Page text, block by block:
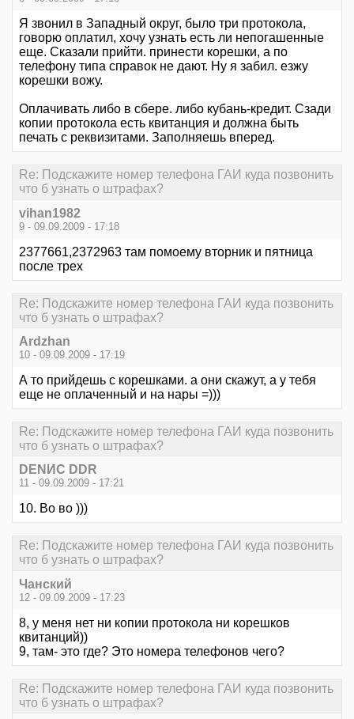
Я звонил в Западный округ, было три протокола,
говорю оплатил, хочу узнать есть ли непогашенные
еще. Сказали прийти. принести корешки, а по
телефону типа справок не дают. Ну я забил. езжу
корешки вожу.
Оплачивать либо в сбере. либо кубань-кредит. Сзади
копии протокола есть квитанция и должна быть
печать с реквизитами. Заполняешь вперед.
Re: Подскажите номер телефона ГАИ куда позвонить
что б узнать о штрафах?
vihan1982
9 - 09.09.2009 - 17:18
2377661,2372963 там помоему вторник и пятница
после трех
Re: Подскажите номер телефона ГАИ куда позвонить
что б узнать о штрафах?
Ardzhan
10 - 09.09.2009 - 17:19
А то прийдешь с корешками. а они скажут, а у тебя
еще не оплаченный и на нары =)))
Re: Подскажите номер телефона ГАИ куда позвонить
что б узнать о штрафах?
DENИС DDR
11 - 09.09.2009 - 17:21
10. Во во )))
Re: Подскажите номер телефона ГАИ куда позвонить
что б узнать о штрафах?
Чанский
12 - 09.09.2009 - 17:23
8, у меня нет ни копии протокола ни корешков
квитанций))
9, там- это где? Это номера телефонов чего?
Re: Подскажите номер телефона ГАИ куда позвонить
что б узнать о штрафах?